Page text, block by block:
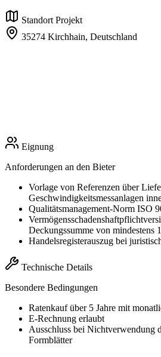
Standort Projekt
35274 Kirchhain, Deutschland
Eignung
Anforderungen an den Bieter
Vorlage von Referenzen über
Geschwindigkeitsmessanlagen
Qualitätsmanagement-Norm ISO
Deckungssumme von mindestens
Handelsregisterauszug bei
Technische Details
Besondere Bedingungen
Ratenkauf über 5 Jahre mit
E-Rechnung erlaubt
Ausschluss bei Nichtverwendung
Formblätter